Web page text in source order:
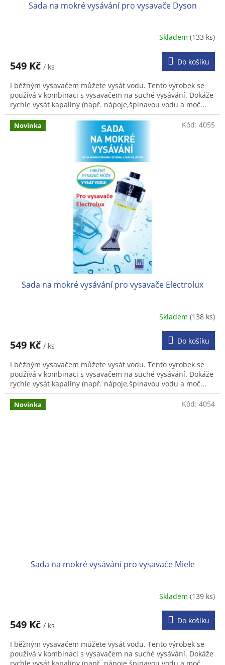
Sada na mokré vysávání pro vysavače Dyson
Skladem (133 ks)
549 Kč / ks
Do košíku
I běžným vysavačem můžete vysát vodu. Tento výrobek se
používá v kombinaci s vysavačem na suché vysávání. Dokáže
rychle vysát kapaliny (např. nápoje,špinavou vodu a moč...
Novinka
Sada na mokré vysávání pro vysavače Electrolux
Skladem (138 ks)
549 Kč / ks
Do košíku
I běžným vysavačem můžete vysát vodu. Tento výrobek se
používá v kombinaci s vysavačem na suché vysávání. Dokáže
rychle vysát kapaliny (např. nápoje,špinavou vodu a moč...
Kód: 4055
Novinka
Sada na mokré vysávání pro vysavače Miele
Skladem (139 ks)
549 Kč / ks
Do košíku
I běžným vysavačem můžete vysát vodu. Tento výrobek se
používá v kombinaci s vysavačem na suché vysávání. Dokáže
Kód: 4054